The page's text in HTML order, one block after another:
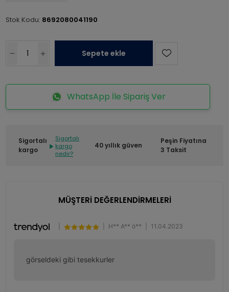
Stok Kodu: 8692080041190
Sepete ekle
WhatsApp İle Sipariş Ver
Sigortalı
kargo
Sigortalı
kargo
nedir?
40 yıllık güven
Peşin Fiyatına
3 Taksit
MÜŞTERİ DEĞERLENDİRMELERİ
H** A** ö** 11.04.2023
görseldeki gibi tesekkurler